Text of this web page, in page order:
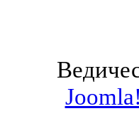
Joomla!